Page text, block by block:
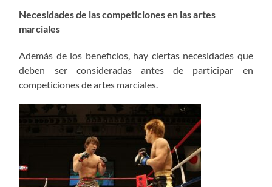
Necesidades de las competiciones en las artes
marciales
Además de los beneficios, hay ciertas necesidades que
deben ser consideradas antes de participar en
competiciones de artes marciales.